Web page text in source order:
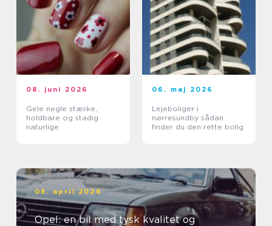
08. juni 2026
Gele negle stærke,
holdbare og stadig
naturlige
06. maj 2026
Lejeboliger i
nørresundby sådan
finder du den rette bolig
08. april 2026
Opel: en bil med tysk kvalitet og